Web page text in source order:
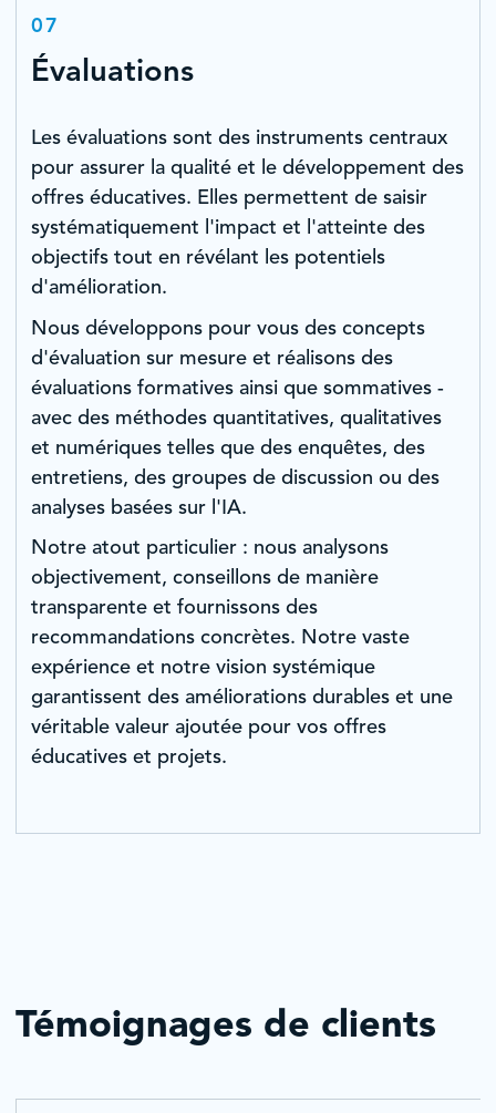
07
Évaluations
Les évaluations sont des instruments centraux
pour assurer la qualité et le développement des
offres éducatives. Elles permettent de saisir
systématiquement l'impact et l'atteinte des
objectifs tout en révélant les potentiels
d'amélioration.
Nous développons pour vous des concepts
d'évaluation sur mesure et réalisons des
évaluations formatives ainsi que sommatives -
avec des méthodes quantitatives, qualitatives
et numériques telles que des enquêtes, des
entretiens, des groupes de discussion ou des
analyses basées sur l'IA.
Notre atout particulier : nous analysons
objectivement, conseillons de manière
transparente et fournissons des
recommandations concrètes. Notre vaste
expérience et notre vision systémique
garantissent des améliorations durables et une
véritable valeur ajoutée pour vos offres
éducatives et projets.
Témoignages de clients